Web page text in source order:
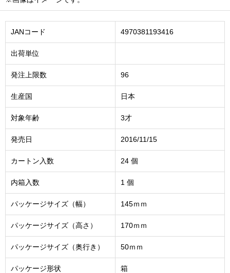
JANコード 4970381193416
出荷単位
発注上限数 96
生産国 日本
対象年齢 3才
発売日 2016/11/15
カートン入数 24 個
内箱入数 1 個
パッケージサイズ（幅） 145ｍｍ
パッケージサイズ（高さ） 170ｍｍ
パッケージサイズ（奥行き） 50ｍｍ
パッケージ形状 箱